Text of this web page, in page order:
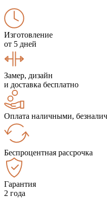
Изготовление
от 5 дней
Замер, дизайн
и доставка бесплатно
Оплата наличными,
Беспроцентная рассрочка
Гарантия
2 года